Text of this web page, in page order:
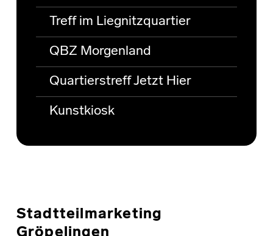
Treff im Liegnitzquartier
QBZ Morgenland
Quartierstreff Jetzt Hier
Kunstkiosk
Stadtteilmarketing
Gröpelingen